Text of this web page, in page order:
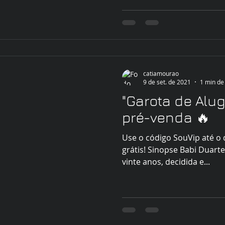
"Garota de
pré-venda 🔥
Use o código SouVip até
grátis! Sinopse Babi
vinte anos, decidida e...
catiamourao
9 de set. de 2021
1 min